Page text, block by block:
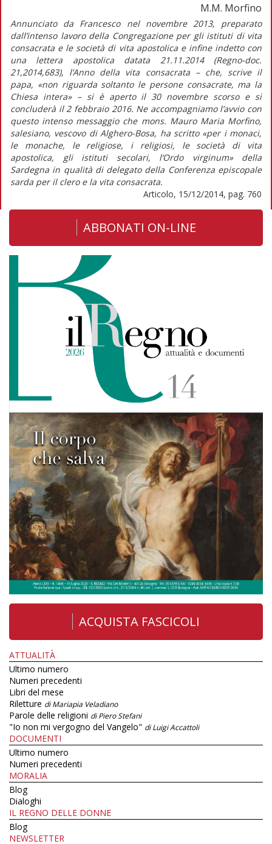
M.M. Morfino
Annunciato da Francesco nel novembre 2013, preparato
dall’intenso lavoro della Congregazione per gli istituti di vita
consacrata e le società di vita apostolica e infine indetto con
una lettera apostolica datata 21.11.2014 (Regno-doc.
21,2014,683), l’Anno della vita consacrata – che, scrive il
papa, «non riguarda soltanto le persone consacrate, ma la
Chiesa intera» – si è aperto il 30 novembre scorso e si
concluderà il 2 febbraio 2016. Ne accompagniamo l’avvio con
questo intenso messaggio che mons. Mauro Maria Morfino,
salesiano, vescovo di Alghero-Bosa, ha scritto «per i monaci,
le monache, le religiose, i religiosi, le società di vita
apostolica, gli istituti secolari, l’Ordo virginum» della
Sardegna in qualità di delegato della Conferenza episcopale
sarda per il clero e la vita consacrata.
Articolo, 15/12/2014, pag. 760
ABBONATI ON-LINE
ACQUISTA FASCICOLI
ATTUALITÀ
Ultimo numero
Numeri precedenti
Libri del mese
Riletture di Mariapia Veladiano
Parole delle religioni di Piero Stefani
"Io non mi vergogno del Vangelo" di Luigi Accattoli
DOCUMENTI
Ultimo numero
Numeri precedenti
MORALIA
Blog
Dialoghi
IL REGNO DELLE DONNE
Blog
NEWSLETTER